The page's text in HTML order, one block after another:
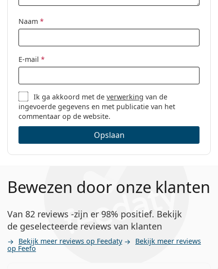
Merk:
Oakley
Code:
Naam *
E-mail *
Ik ga akkoord met deverwerking van de
ingevoerde gegevens en met publicatie van het
commentaar op de website.
Opslaan
Bewezen door onze klanten
Van 82 reviews -zijn er 98% positief. Bekijk
de geselecteerde reviews van klanten
Bekijk meer reviews op Feedaty Bekijk meer reviews
op Feefo